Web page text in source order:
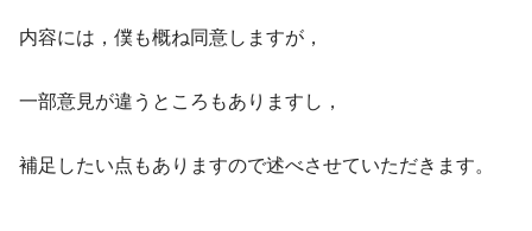
内容には，僕も概ね同意しますが，
一部意見が違うところもありますし，
補足したい点もありますので述べさせていただきます。